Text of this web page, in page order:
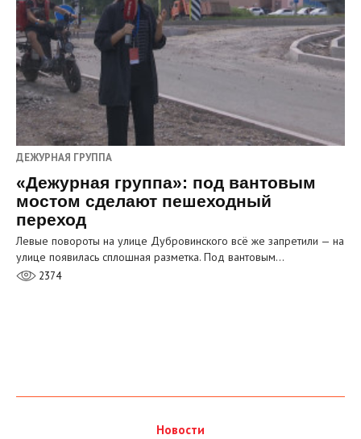
ДЕЖУРНАЯ ГРУППА
«Дежурная группа»: под вантовым
мостом сделают пешеходный
переход
Левые повороты на улице Дубровинского всё же запретили — на
улице появилась сплошная разметка. Под вантовым…
2374
Новости